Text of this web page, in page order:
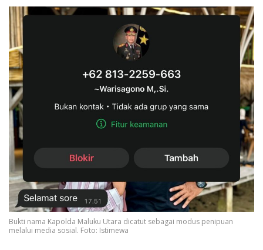
Bukti nama Kapolda Maluku Utara dicatut sebagai modus penipuan
melalui media sosial. Foto: Istimewa